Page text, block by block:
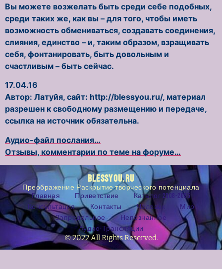
Вы можете возжелать быть среди себе подобных,
среди таких же, как вы – для того, чтобы иметь
возможность обмениваться, создавать соединения,
слияния, единство – и, таким образом, взращивать
себя, фонтанировать, быть довольным и
счастливым – быть сейчас.
17.04.16
Автор: Латуйя, сайт: http://blessyou.ru/, материал
разрешен к свободному размещению и передаче,
ссылка на источник обязательна.
Аудио-файл послания…
Отзывы, комментарии по теме на форуме…
BLESSYOU.RU
Преображение Раскрытие творческого потенциала
Главная
Приветствие
Каталог 2008-2025
Консультация
Контакты Человек
Мир
Запредельное
Непознанное
Аудио-Трансляции
© 2022 All Rights Reserved.